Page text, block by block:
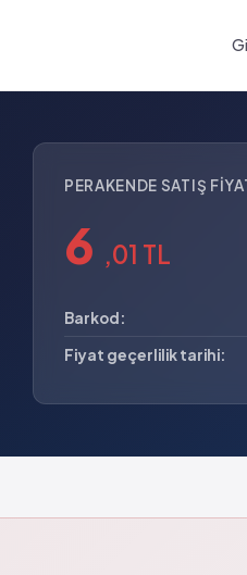
PERAKENDE SATIŞ
6 ,01 TL
Barkod:
Fiyat geçerlilik tarihi: